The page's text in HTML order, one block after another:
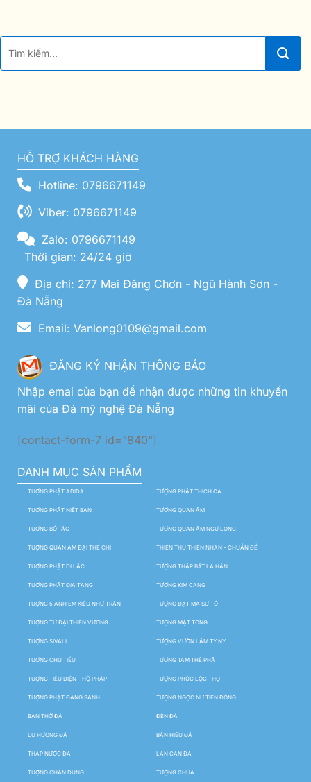
HỖ TRỢ KHÁCH HÀNG
Hotline: 0796671149
Viber: 0796671149
Zalo: 0796671149
Thời gian: 24/24 giờ
Địa chỉ: 277 Mai Đăng Chơn - Ngũ Hành Sơn -
Đà Nẵng
Email: Vanlong0109@gmail.com
ĐĂNG KÝ NHẬN THÔNG BÁO
Nhập emai của bạn để nhận được những tin khuyến
mãi của Đá mỹ nghệ Đà Nẵng
[contact-form-7 id="840"]
DANH MỤC SẢN PHẨM
TƯỢNG PHẬT ADIDA TƯỢNG PHẬT THÍCH CA
TƯỢNG PHẬT NIẾT BÀN TƯỢNG QUAN ÂM
TƯỢNG BỒ TÁC TƯỢNG QUAN ÂM NGỰ LONG
TƯỢNG QUAN ÂM ĐẠI THẾ CHÍ THIÊN THỦ THIÊN NHÃN – CHUẨN ĐỀ
TƯỢNG PHẬT DI LẶC TƯỢNG THẬP BÁT LA HÁN
TƯỢNG PHẬT ĐỊA TẠNG TƯỢNG KIM CANG
TƯỢNG 5 ANH EM KIỀU NHƯ TRẦN TƯỢNG ĐẠT MA SƯ TỔ
TƯỢNG TỨ ĐẠI THIÊN VƯƠNG TƯỢNG MẬT TÔNG
TƯỢNG SIVALI TƯỢNG VƯỜN LÂM TỲ NY
TƯỢNG CHÚ TIỂU TƯỢNG TAM THẾ PHẬT
TƯỢNG TIÊU DIỆN – HỘ PHÁP TƯỢNG PHÚC LỘC THỌ
TƯỢNG PHẬT ĐẢNG SANH TƯỢNG NGỌC NỮ TIÊN ĐỒNG
BÀN THỜ ĐÁ ĐÈN ĐÁ
LƯ HƯƠNG ĐÁ BẢN HIỆU ĐÁ
THÁP NƯỚC ĐÁ LAN CAN ĐÁ
TƯỢNG CHÂN DUNG TƯỢNG CHÚA